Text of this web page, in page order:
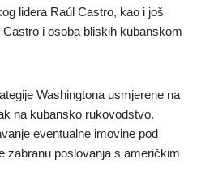
lidera Raúl Castro, kao i još
i osoba bliskih kubanskom
Washingtona usmjerene na
na kubansko rukovodstvo.
eventualne imovine pod
zabranu poslovanja s američkim